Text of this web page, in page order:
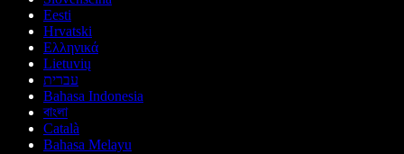
Eesti
Hrvatski
Ελληνικά
Lietuvių
עברית
Bahasa Indonesia
বাংলা
Català
Bahasa Melayu